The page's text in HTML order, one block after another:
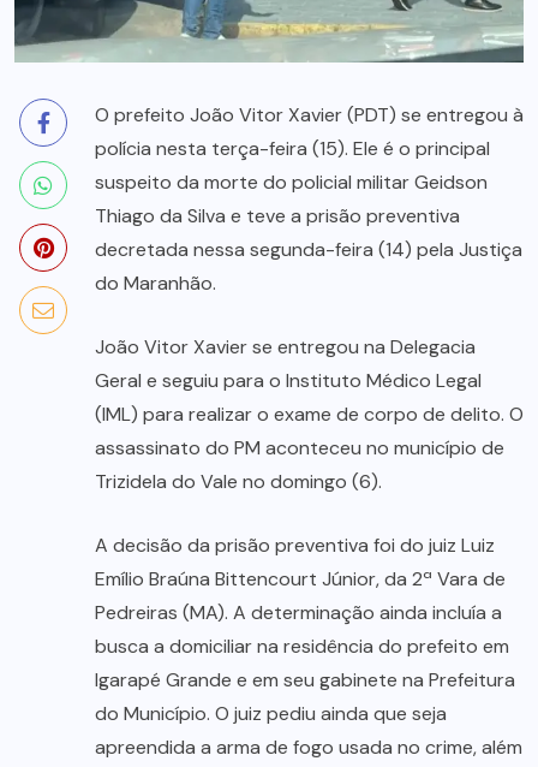
O prefeito João Vitor Xavier (PDT) se entregou à
polícia nesta terça-feira (15). Ele é o principal
suspeito da morte do policial militar Geidson
Thiago da Silva e teve a prisão preventiva
decretada nessa segunda-feira (14) pela Justiça
do Maranhão.
João Vitor Xavier se entregou na Delegacia
Geral e seguiu para o Instituto Médico Legal
(IML) para realizar o exame de corpo de delito. O
assassinato do PM aconteceu no município de
Trizidela do Vale no domingo (6).
A decisão da prisão preventiva foi do juiz Luiz
Emílio Braúna Bittencourt Júnior, da 2ª Vara de
Pedreiras (MA). A determinação ainda incluía a
busca a domiciliar na residência do prefeito em
Igarapé Grande e em seu gabinete na Prefeitura
do Município. O juiz pediu ainda que seja
apreendida a arma de fogo usada no crime, além